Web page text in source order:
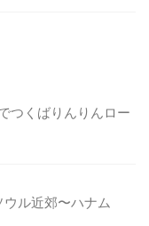
つくばりんりんロー
ル近郊〜ハナム